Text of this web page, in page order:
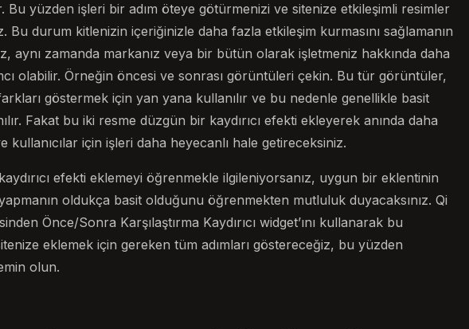
Bu yüzden işleri bir adım öteye götürmenizi ve sitenize etkileşimli resimler
Bu durum kitlenizin içeriğinizle daha fazla etkileşim kurmasını sağlamanın
aynı zamanda markanız veya bir bütün olarak işletmeniz hakkında daha
olabilir. Örneğin öncesi ve sonrası görüntüleri çekin. Bu tür görüntüler,
göstermek için yan yana kullanılır ve bu nedenle genellikle basit
Fakat bu iki resme düzgün bir kaydırıcı efekti ekleyerek anında daha
kullanıcılar için işleri daha heyecanlı hale getireceksiniz.
efekti eklemeyi öğrenmekle ilgileniyorsanız, uygun bir eklentinin
yapmanın oldukça basit olduğunu öğrenmekten mutluluk duyacaksınız. Qi
Önce/Sonra Karşılaştırma Kaydırıcı widget’ını kullanarak bu
eklemek için gereken tüm adımları göstereceğiz, bu yüzden
olun.